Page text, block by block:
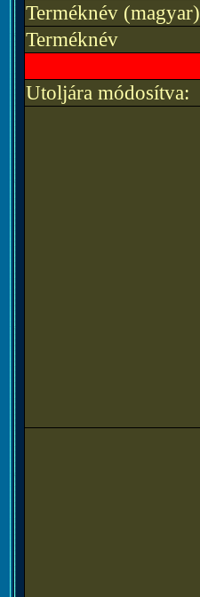
Terméknév (magyar)
Terméknév
Utoljára módosítva: